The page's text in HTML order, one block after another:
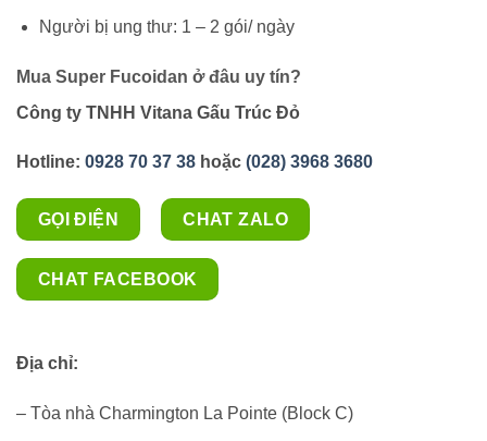
Người bị ung thư: 1 – 2 gói/ ngày
Mua Super Fucoidan ở đâu uy tín?
Công ty TNHH Vitana Gấu Trúc Đỏ
Hotline: 0928 70 37 38 hoặc (028) 3968 3680
GỌI ĐIỆN CHAT ZALO
CHAT FACEBOOK
Địa chỉ:
– Tòa nhà Charmington La Pointe (Block C)